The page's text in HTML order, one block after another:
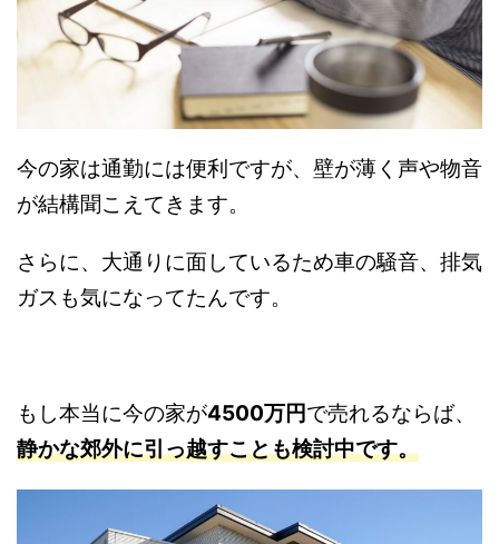
今の家は通勤には便利ですが、壁が薄く声や物音
が結構聞こえてきます。
さらに、大通りに面しているため車の騒音、排気
ガスも気になってたんです。
もし本当に今の家が4500万円で売れるならば、
静かな郊外に引っ越すことも検討中です。